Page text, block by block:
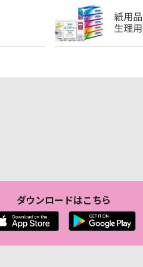
ダウンロードはこちら